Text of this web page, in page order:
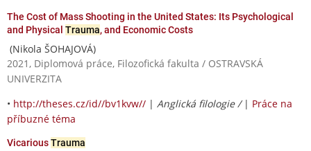
The Cost of Mass Shooting in the United States: Its Psychological
and Physical Trauma, and Economic Costs
(Nikola ŠOHAJOVÁ)
2021, Diplomová práce, Filozofická fakulta / OSTRAVSKÁ
UNIVERZITA
• http://theses.cz/id//bv1kvw// | Anglická filologie / | Práce na
příbuzné téma
VicariousTrauma